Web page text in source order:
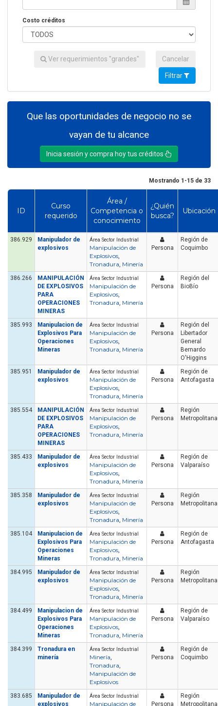
Costo créditos
Ver requerimientos "grandes" Cancelar
Filtrar
Que las oportunidades de negocio no se
vayan de tu alcance
Inicia sesión y compra hoy tus créditos
Mostrando 1-15 de 33
ID
Curso
requerido
Área /
Competencia o
conocimiento
¿Quién
busca?
Ubicación
386.929
Manipulador de
explosivos
Área Sector Industrial
Manipulación de
Explosivos,
Tronadura, Minería
Persona
Región de
Coquimbo
386.266
MANIPULACIÓN
DE EXPLOSIVOS
PARA
OPERACIONES
MINERAS
Área Sector Industrial
Manipulación de
Explosivos,
Tronadura, Minería
Persona
Región del
BioBío
385.993
Manipulacion de
Explosivos Para
Operaciones
Mineras
Área Sector Industrial
Manipulación de
Explosivos,
Tronadura, Minería
Persona
Región del
Libertador
General
Bernardo
O'Higgins
385.951
Manipulador de
explosivos
Área Sector Industrial
Manipulación de
Explosivos,
Tronadura, Minería
Persona
Región de
Antofagasta
385.554
MANIPULACIÓN
DE EXPLOSIVOS
PARA
OPERACIONES
MINERAS
Área Sector Industrial
Manipulación de
Explosivos,
Tronadura, Minería
Persona
Región
Metropolitana
385.433
Manipulador de
explosivos
Área Sector Industrial
Manipulación de
Explosivos,
Tronadura, Minería
Persona
Región de
Valparaíso
385.358
Manipulador de
explosivos
Área Sector Industrial
Manipulación de
Explosivos,
Tronadura, Minería
Persona
Región
Metropolitana
385.104
Manipulacion de
Explosivos Para
Operaciones
Mineras
Área Sector Industrial
Manipulación de
Explosivos,
Tronadura, Minería
Persona
Región de
Antofagasta
384.995
Manipulador de
explosivos
Área Sector Industrial
Manipulación de
Explosivos,
Tronadura, Minería
Persona
Región
Metropolitana
384.499
Manipulacion de
Explosivos Para
Operaciones
Mineras
Área Sector Industrial
Manipulación de
Explosivos,
Tronadura, Minería
Persona
Región de
Valparaíso
384.399
Tronadura en
minería
Área Sector Industrial
Minería,
Tronadura,
Manipulación de
Explosivos
Persona
Región de
Coquimbo
383.685
Manipulador de
explosivos
Área Sector Industrial
Manipulación de Persona
Región
Metropolitana